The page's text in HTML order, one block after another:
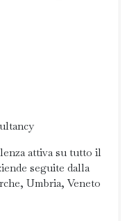
attiva su tutto il
seguite dalla
Umbria, Veneto